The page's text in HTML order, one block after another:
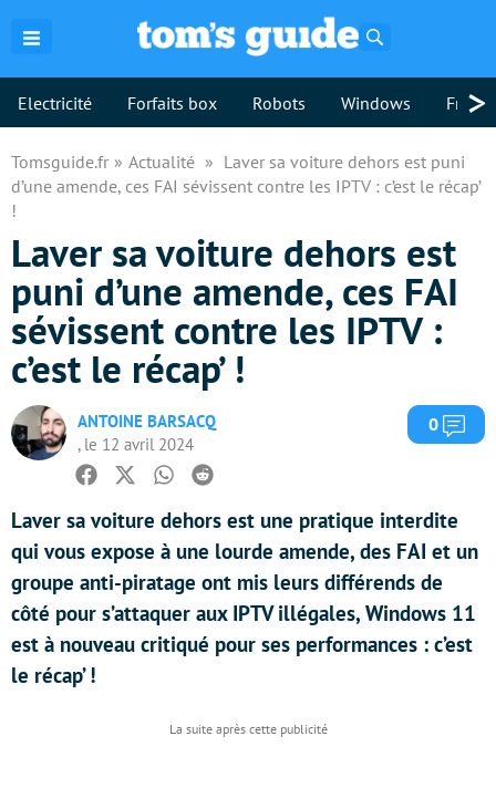
Electricité Forfaits box Robots Windows >
Tomsguide.fr Actualité
Laver sa voiture dehors est puni
d’une amende, ces FAI sévissent contre les IPTV : c’est le récap’
!
Laver sa voiture dehors est
puni d’une amende, ces FAI
sévissent contre les IPTV :
c’est le récap’ !
ANTOINE BARSACQ
, le 12 avril 2024
0
Facebook
TwitterWhatsapp
Reddit
Laver sa voiture dehors est une pratique interdite
qui vous expose à une lourde amende, des FAI et un
groupe anti-piratage ont mis leurs différends de
côté pour s’attaquer aux IPTV illégales, Windows 11
est à nouveau critiqué pour ses performances : c’est
le récap’ !